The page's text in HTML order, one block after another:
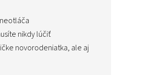
nikdy lúčiť
novorodeniatka, ale aj